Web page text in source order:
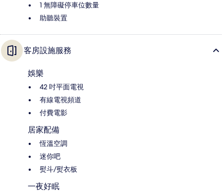
1 無障礙停車位數量
助聽裝置
客房設施服務
娛樂
42 吋平面電視
有線電視頻道
付費電影
居家配備
恆溫空調
迷你吧
熨斗/熨衣板
一夜好眠